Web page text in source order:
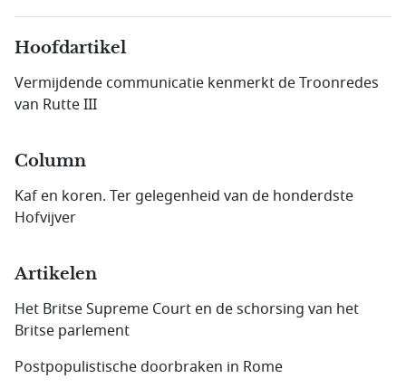
Hoofdartikel
Vermijdende communicatie kenmerkt de Troonredes
van Rutte III
Column
Kaf en koren. Ter gelegenheid van de honderdste
Hofvijver
Artikelen
Het Britse Supreme Court en de schorsing van het
Britse parlement
Postpopulistische doorbraken in Rome